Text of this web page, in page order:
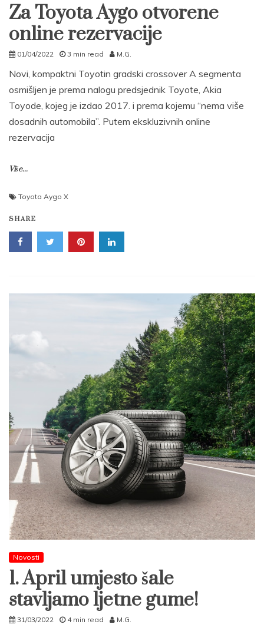
Za Toyota Aygo otvorene
online rezervacije
01/04/2022 3 min read M.G.
Novi, kompaktni Toyotin gradski crossover A segmenta
osmišljen je prema nalogu predsjednik Toyote, Akia
Toyode, kojeg je izdao 2017. i prema kojemu “nema više
dosadnih automobila”. Putem ekskluzivnih online
rezervacija
Više...
Toyota Aygo X
SHARE
Novosti
1. April umjesto šale
stavljamo ljetne gume!
31/03/2022 4 min read M.G.